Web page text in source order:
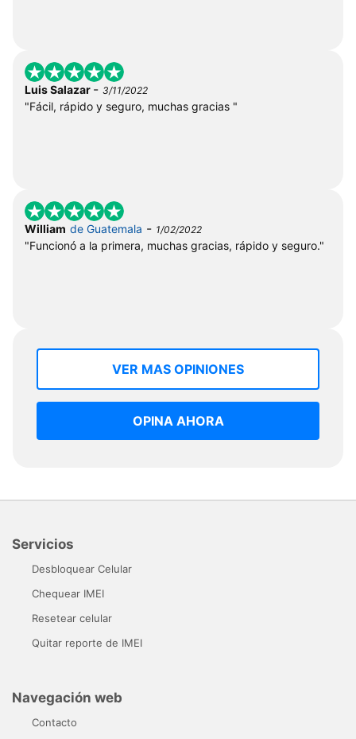
Luis Salazar - 3/11/2022
"Fácil, rápido y seguro, muchas gracias "
William de Guatemala - 1/02/2022
"Funcionó a la primera, muchas gracias, rápido y seguro."
VER MAS OPINIONES
OPINA AHORA
Servicios
Desbloquear Celular
Chequear IMEI
Resetear celular
Quitar reporte de IMEI
Navegación web
Contacto